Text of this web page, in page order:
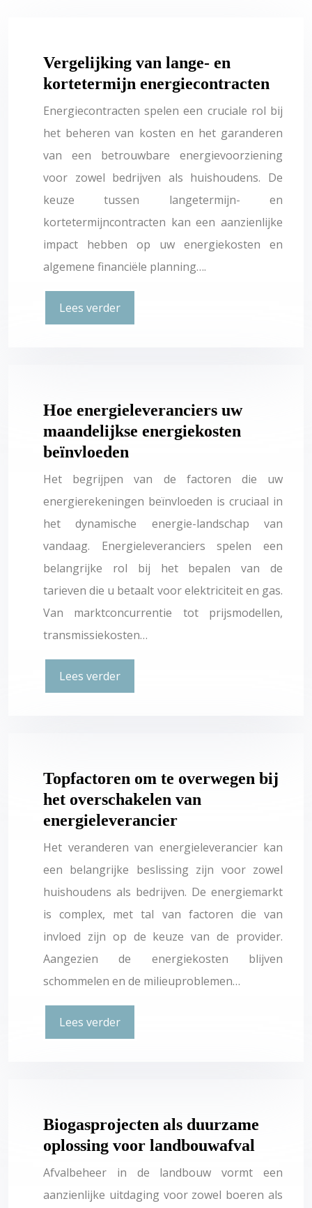
Vergelijking van lange- en
kortetermijn energiecontracten
Energiecontracten spelen een cruciale rol bij
het beheren van kosten en het garanderen
van een betrouwbare energievoorziening
voor zowel bedrijven als huishoudens. De
keuze tussen langetermijn- en
kortetermijncontracten kan een aanzienlijke
impact hebben op uw energiekosten en
algemene financiële planning….
Lees verder
Hoe energieleveranciers uw
maandelijkse energiekosten
beïnvloeden
Het begrijpen van de factoren die uw
energierekeningen beïnvloeden is cruciaal in
het dynamische energie-landschap van
vandaag. Energieleveranciers spelen een
belangrijke rol bij het bepalen van de
tarieven die u betaalt voor elektriciteit en gas.
Van marktconcurrentie tot prijsmodellen,
transmissiekosten…
Lees verder
Topfactoren om te overwegen bij
het overschakelen van
energieleverancier
Het veranderen van energieleverancier kan
een belangrijke beslissing zijn voor zowel
huishoudens als bedrijven. De energiemarkt
is complex, met tal van factoren die van
invloed zijn op de keuze van de provider.
Aangezien de energiekosten blijven
schommelen en de milieuproblemen…
Lees verder
Biogasprojecten als duurzame
oplossing voor landbouwafval
Afvalbeheer in de landbouw vormt een
aanzienlijke uitdaging voor zowel boeren als